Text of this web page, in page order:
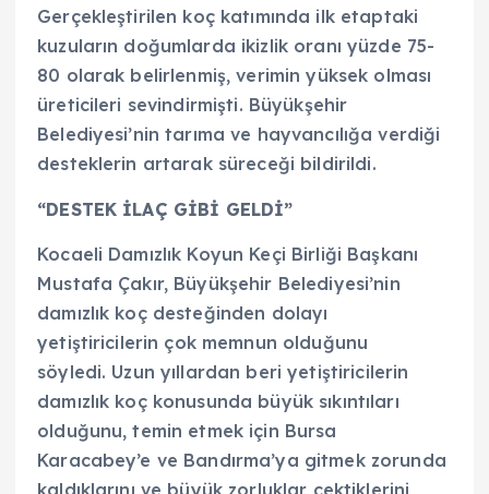
Gerçekleştirilen koç katımında ilk etaptaki
kuzuların doğumlarda ikizlik oranı yüzde 75-
80 olarak belirlenmiş, verimin yüksek olması
üreticileri sevindirmişti. Büyükşehir
Belediyesi’nin tarıma ve hayvancılığa verdiği
desteklerin artarak süreceği bildirildi.
“DESTEK İLAÇ GİBİ GELDİ”
Kocaeli Damızlık Koyun Keçi Birliği Başkanı
Mustafa Çakır, Büyükşehir Belediyesi’nin
damızlık koç desteğinden dolayı
yetiştiricilerin çok memnun olduğunu
söyledi. Uzun yıllardan beri yetiştiricilerin
damızlık koç konusunda büyük sıkıntıları
olduğunu, temin etmek için Bursa
Karacabey’e ve Bandırma’ya gitmek zorunda
kaldıklarını ve büyük zorluklar çektiklerini